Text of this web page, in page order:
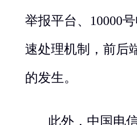
举报平台、10000
速处理机制，前后
的发生。
此外，中国电